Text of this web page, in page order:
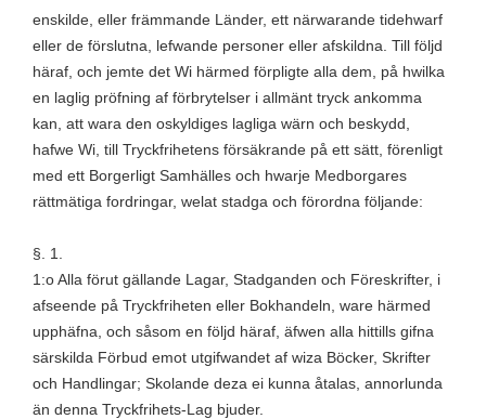
enskilde, eller främmande Länder, ett närwarande tidehwarf
eller de förslutna, lefwande personer eller afskildna. Till följd
häraf, och jemte det Wi härmed förpligte alla dem, på hwilka
en laglig pröfning af förbrytelser i allmänt tryck ankomma
kan, att wara den oskyldiges lagliga wärn och beskydd,
hafwe Wi, till Tryckfrihetens försäkrande på ett sätt, förenligt
med ett Borgerligt Samhälles och hwarje Medborgares
rättmätiga fordringar, welat stadga och förordna följande:
§. 1.
1:o Alla förut gällande Lagar, Stadganden och Föreskrifter, i
afseende på Tryckfriheten eller Bokhandeln, ware härmed
upphäfna, och såsom en följd häraf, äfwen alla hittills gifna
särskilda Förbud emot utgifwandet af wiza Böcker, Skrifter
och Handlingar; Skolande deza ei kunna åtalas, annorlunda
än denna Tryckfrihets-Lag bjuder.